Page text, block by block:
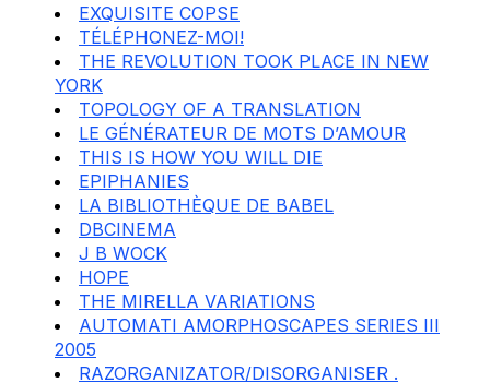
EXQUISITE COPSE
TÉLÉPHONEZ-MOI!
THE REVOLUTION TOOK PLACE IN NEW
YORK
TOPOLOGY OF A TRANSLATION
LE GÉNÉRATEUR DE MOTS D’AMOUR
THIS IS HOW YOU WILL DIE
EPIPHANIES
LA BIBLIOTHÈQUE DE BABEL
DBCINEMA
J B WOCK
HOPE
THE MIRELLA VARIATIONS
AUTOMATI AMORPHOSCAPES SERIES III
2005
RAZORGANIZATOR/DISORGANISER .